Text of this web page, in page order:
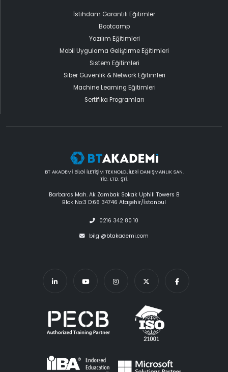
İstihdam Garantili Eğitimler
Bootcamp
Yazılım Eğitimleri
Mobil Uygulama Geliştirme Eğitimleri
Sistem Eğitimleri
Siber Güvenlik & Network Eğitimleri
Machine Learning Eğitimleri
Sertifika Programları
BT AKADEMİ BİLGİ İLETİŞİM TEKNOLOJİLERİ DANIŞMANLIK SAN.
TİC. LTD. ŞTİ.
Barbaros Mah. Ak Zambak Sokak Uphill Towers B
Blok No:3 D:66 34746 Ataşehir/İstanbul
0216 342 80 10
bilgi@btakademi.com